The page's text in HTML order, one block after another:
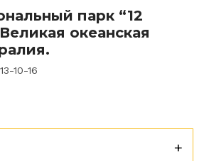
парк “12
океанская
10-16